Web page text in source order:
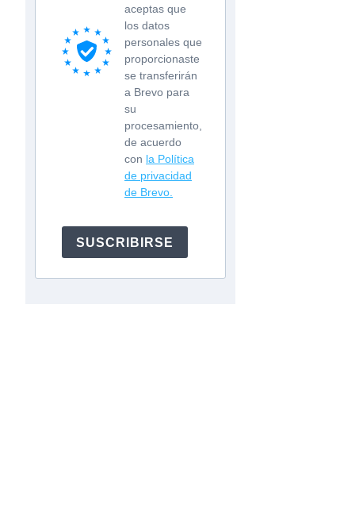
aceptas que
los datos
personales que
proporcionaste
se transferirán
a Brevo para
su
procesamiento,
de acuerdo
con la Política
de privacidad
de Brevo.
SUSCRIBIRSE